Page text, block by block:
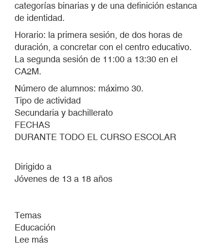
categorías binarias y de una definición estanca
de identidad.
Horario: la primera sesión, de dos horas de
duración, a concretar con el centro educativo.
La segunda sesión de 11:00 a 13:30 en el
CA2M.
Número de alumnos: máximo 30.
Tipo de actividad
Secundaria y bachillerato
FECHAS
DURANTE TODO EL CURSO ESCOLAR
Dirigido a
Jóvenes de 13 a 18 años
Temas
Educación
Lee más